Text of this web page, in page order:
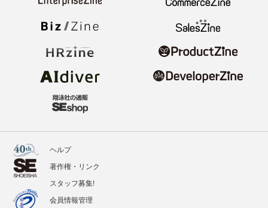
ヘルプ
著作権・リンク
スタッフ募集!
会員情報管理